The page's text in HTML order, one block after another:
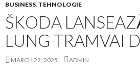
BUSINESS, TEHNOLOGIE
ŠKODA
LUNG TRAMVAI
MARCH 22, 2025 ADMIN